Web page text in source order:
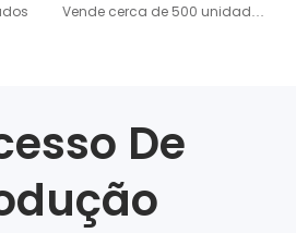
Vende cerca de 500 unidades
De